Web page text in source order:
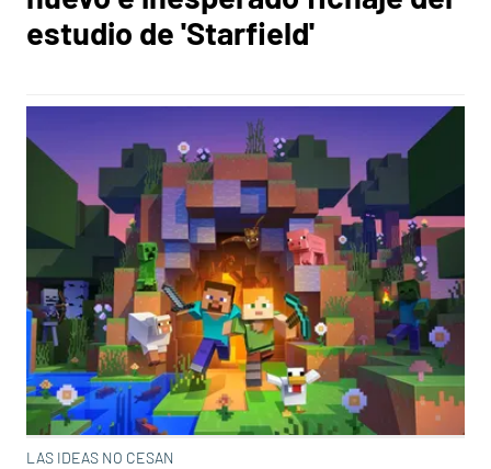
estudio de 'Starfield'
LAS IDEAS NO CESAN